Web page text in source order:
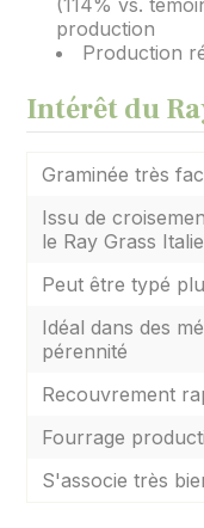
(114% vs.
production
Production
Intérêt du
Graminée très
Issu de
le Ray Grass
Peut être typé
Idéal dans des
pérennité
Recouvrement
Fourrage
S'associe très